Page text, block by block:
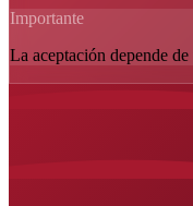
Importante
La aceptación depende